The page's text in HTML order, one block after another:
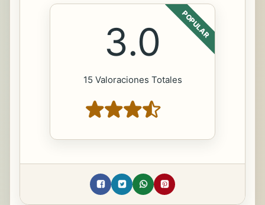
POPULAR
3.0
15 Valoraciones Totales